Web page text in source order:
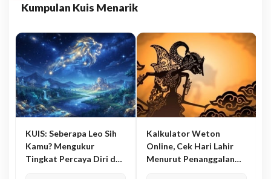
Kumpulan Kuis Menarik
KUIS: Seberapa Leo Sih
Kamu? Mengukur
Tingkat Percaya Diri dan
Kalkulator Weton
Online, Cek Hari Lahir
Menurut Penanggalan